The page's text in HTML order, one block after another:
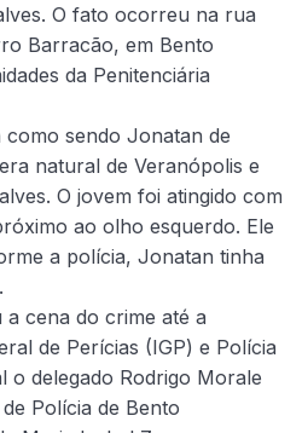
O fato ocorreu na rua
Barracão, em Bento
da Penitenciária
como sendo Jonatan de
natural de Veranópolis e
O jovem foi atingido com
ao olho esquerdo. Ele
a polícia, Jonatan tinha
cena do crime até a
de Perícias (IGP) e Polícia
o delegado Rodrigo Morale
Polícia de Bento